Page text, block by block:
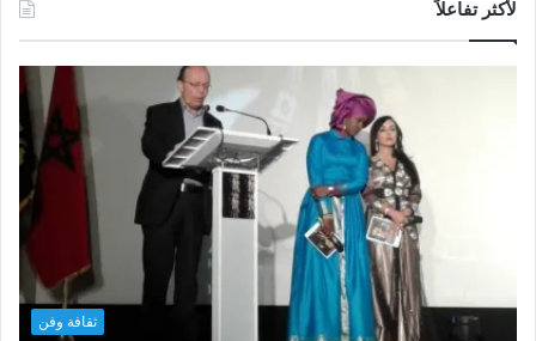
لأكثر تفاعلاً
ثقافة وفن